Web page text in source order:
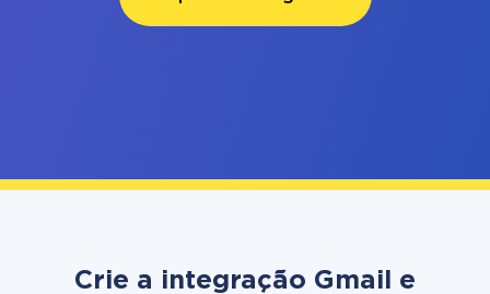
Crie a integração Gmail e